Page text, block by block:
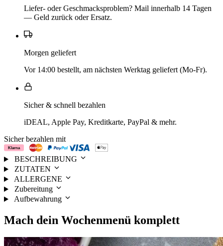
Liefer- oder Geschmacksproblem? Mail innerhalb 14 Tagen
— Geld zurück oder Ersatz.
Morgen geliefert
Vor 14:00 bestellt, am nächsten Werktag geliefert (Mo-Fr).
Sicher & schnell bezahlen
iDEAL, Apple Pay, Kreditkarte, PayPal & mehr.
Sicher bezahlen mit
BESCHREIBUNG
ZUTATEN
ALLERGENE
Zubereitung
Aufbewahrung
Mach dein Wochenmenü komplett